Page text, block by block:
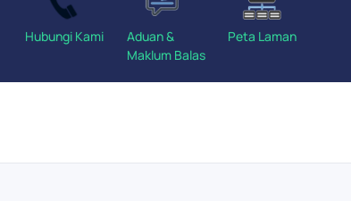
Hubungi Kami
Aduan &
Maklum Balas
Peta Laman